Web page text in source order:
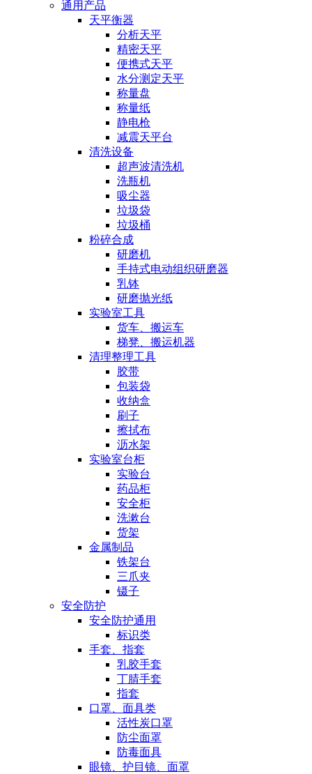
通用产品
天平衡器
分析天平
精密天平
便携式天平
水分测定天平
称量盘
称量纸
静电枪
减震天平台
清洗设备
超声波清洗机
洗瓶机
吸尘器
垃圾袋
垃圾桶
粉碎合成
研磨机
手持式电动组织研磨器
乳钵
研磨抛光纸
实验室工具
货车、搬运车
梯凳、搬运机器
清理整理工具
胶带
包装袋
收纳盒
刷子
擦拭布
沥水架
实验室台柜
实验台
药品柜
安全柜
洗漱台
货架
金属制品
铁架台
三爪夹
镊子
安全防护
安全防护通用
标识类
手套、指套
乳胶手套
丁腈手套
指套
口罩、面具类
活性炭口罩
防尘面罩
防毒面具
眼镜、护目镜、面罩